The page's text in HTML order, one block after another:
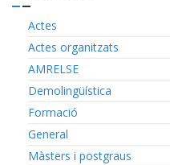
Actes
Actes organitzats
AMRELSE
Demolingüística
Formació
General
Màsters i postgraus